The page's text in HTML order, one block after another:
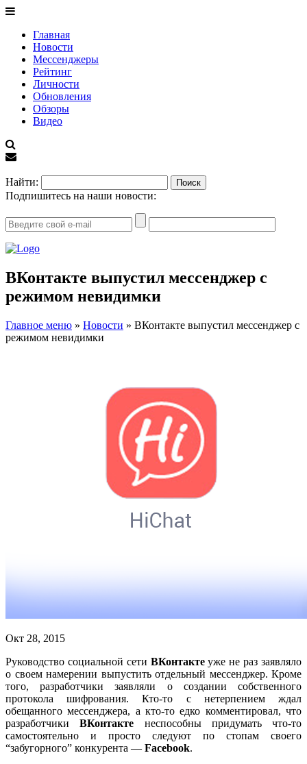
Главная
Новости
Мессенджеры
Рейтинг
Личности
Обновления
Обзоры
Видео
Найти:
Подпишитесь на наши новости:
ВКонтакте выпустил мессенджер с
режимом невидимки
Главное меню » Новости » ВКонтакте выпустил мессенджер с
режимом невидимки
Окт 28, 2015
Руководство социальной сети ВКонтактеуже не раз заявляло
о своем намерении выпустить отдельный мессенджер. Кроме
того, разработчики заявляли о создании собственного
протокола шифрования. Кто-то с нетерпением ждал
обещанного мессенджера, а кто-то едко комментировал, что
разработчикиВКонтакте неспособны придумать что-то
самостоятельно и просто следуют по стопам своего
“забугорного” конкурента — Facebook.